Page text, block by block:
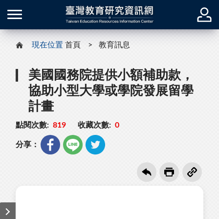
現在位置 首頁 教育訊息
美國國務院提供小額補助款，
協助小型大學或學院發展留學
計畫
點閱次數: 819 收藏次數: 0
分享：